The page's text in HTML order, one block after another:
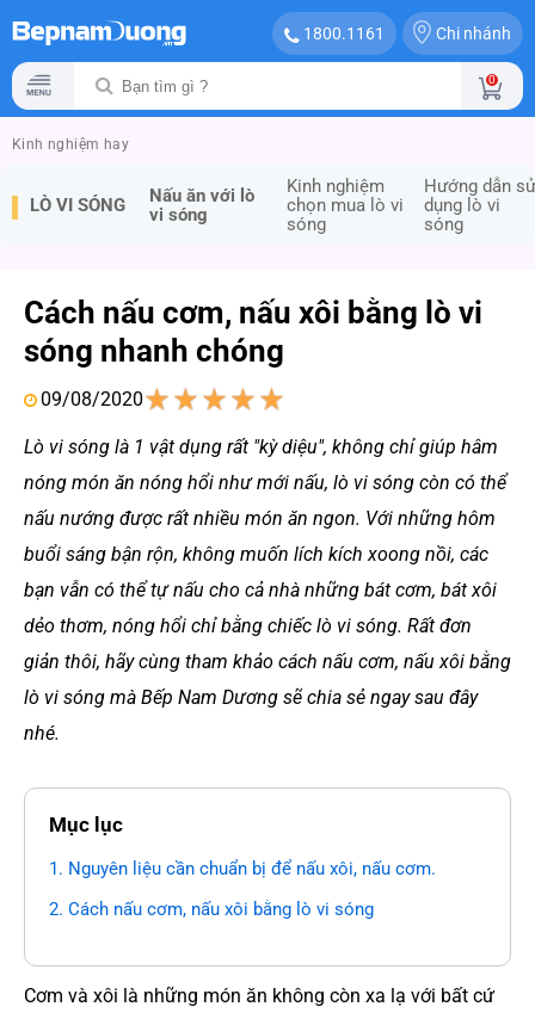
1800.1161 Chi nhánh
0
Kinh nghiệm hay
LÒ VI SÓNG
Nấu ăn với lò
vi sóng
Kinh nghiệm
chọn mua lò vi
sóng
Hướng dẫn sử
dụng lò vi
sóng
Cách nấu cơm, nấu xôi bằng lò vi
sóng nhanh chóng
09/08/2020
Lò vi sóng là 1 vật dụng rất "kỳ diệu", không chỉ giúp hâm
nóng món ăn nóng hổi như mới nấu, lò vi sóng còn có thể
nấu nướng được rất nhiều món ăn ngon. Với những hôm
buổi sáng bận rộn, không muốn lích kích xoong nồi, các
bạn vẫn có thể tự nấu cho cả nhà những bát cơm, bát xôi
dẻo thơm, nóng hổi chỉ bằng chiếc lò vi sóng. Rất đơn
giản thôi, hãy cùng tham khảo cách nấu cơm, nấu xôi bằng
lò vi sóng mà Bếp Nam Dương sẽ chia sẻ ngay sau đây
nhé.
Mục lục
1. Nguyên liệu cần chuẩn bị để nấu xôi, nấu cơm.
2. Cách nấu cơm, nấu xôi bằng lò vi sóng
Cơm và xôi là những món ăn không còn xa lạ với bất cứ